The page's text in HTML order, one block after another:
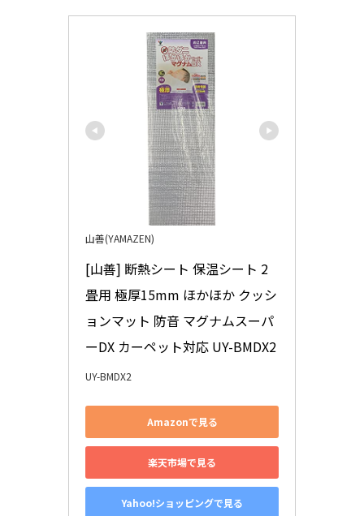
山善(YAMAZEN)
[山善] 断熱シート 保温シート 2
畳用 極厚15mm ほかほか クッシ
ョンマット 防音 マグナムスーパ
ーDX カーペット対応 UY-BMDX2
UY-BMDX2
Amazonで見る
楽天市場で見る
Yahoo!ショッピングで見る